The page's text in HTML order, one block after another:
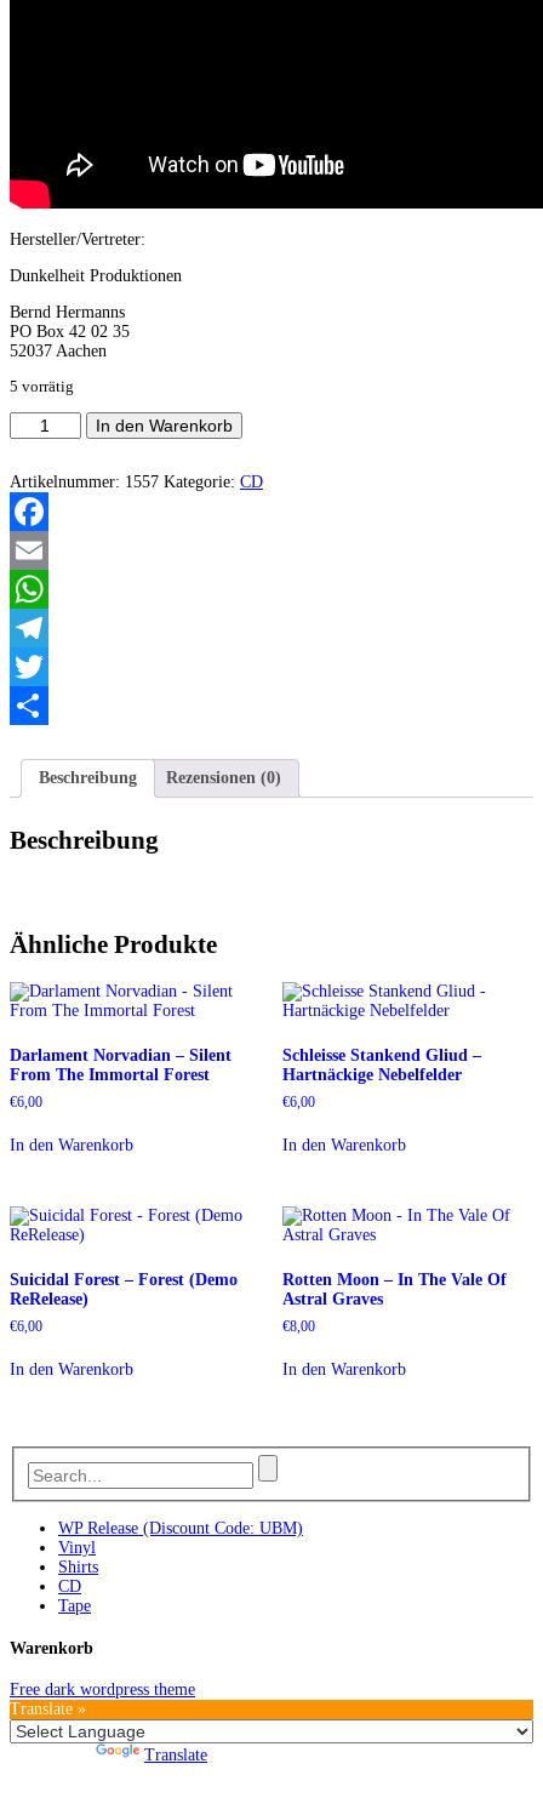
Hersteller/Vertreter:
Dunkelheit Produktionen
Bernd Hermanns
PO Box 42 02 35
52037 Aachen
5 vorrätig
Entartung
-
EP
Menge
In den Warenkorb
Artikelnummer: 1557 Kategorie: CD
Facebook
Email
WhatsApp
Telegram
Twitter
Beschreibung
Rezensionen (0)
Beschreibung
Ähnliche Produkte
Darlament Norvadian – Silent
From The Immortal Forest
€6,00
In den Warenkorb
Schleisse Stankend Gliud –
Hartnäckige Nebelfelder
€6,00
In den Warenkorb
Suicidal Forest – Forest (Demo
ReRelease)
€6,00
In den Warenkorb
Rotten Moon – In The Vale Of
Astral Graves
€8,00
In den Warenkorb
WP Release (Discount Code: UBM)
Vinyl
Shirts
CD
Tape
Warenkorb
Free dark wordpress theme
Translate »
Translate